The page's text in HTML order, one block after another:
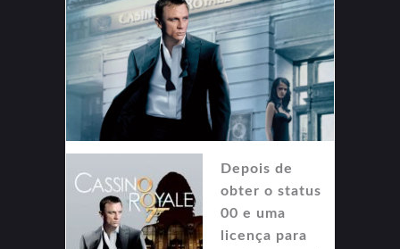
Depois de
obter o status
00 e uma
licença para